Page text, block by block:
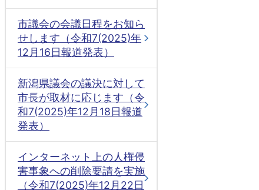
市議会の会議日程をお知ら
せします（令和7(2025)年
12月16日報道発表）
新潟県議会の議決に対して
市長が取材に応じます（令
和7(2025)年12月18日報道
発表）
インターネット上の人権侵
害事象への削除要請を実施
（令和7(2025)年12月22日